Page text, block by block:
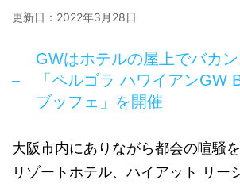
更新日： 2022年3月28日
GWはホテルの屋上でバカン
「ペルゴラ ハワイアンGW
ブッフェ」を開催
大阪市内にありながら都会の喧騒
リゾートホテル、ハイアット リー